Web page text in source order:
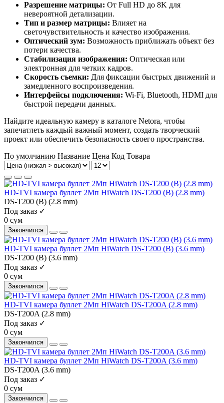
Разрешение матрицы: От Full HD до 8K для
невероятной детализации.
Тип и размер матрицы: Влияет на
светочувствительность и качество изображения.
Оптический зум: Возможность приближать объект без
потери качества.
Стабилизация изображения: Оптическая или
электронная для четких кадров.
Скорость съемки: Для фиксации быстрых движений и
замедленного воспроизведения.
Интерфейсы подключения: Wi-Fi, Bluetooth, HDMI для
быстрой передачи данных.
Найдите идеальную камеру в каталоге Netora, чтобы
запечатлеть каждый важный момент, создать творческий
проект или обеспечить безопасность своего пространства.
По умолчанию Название Цена Код Товара
HD-TVI камера буллет 2Мп HiWatch DS-T200 (B) (2.8 mm)
DS-T200 (B) (2.8 mm)
Под заказ ✓
0 сум
Закончился
HD-TVI камера буллет 2Мп HiWatch DS-T200 (B) (3.6 mm)
DS-T200 (B) (3.6 mm)
Под заказ ✓
0 сум
Закончился
HD-TVI камера буллет 2Мп HiWatch DS-T200A (2.8 mm)
DS-T200A (2.8 mm)
Под заказ ✓
0 сум
Закончился
HD-TVI камера буллет 2Мп HiWatch DS-T200A (3.6 mm)
DS-T200A (3.6 mm)
Под заказ ✓
0 сум
Закончился